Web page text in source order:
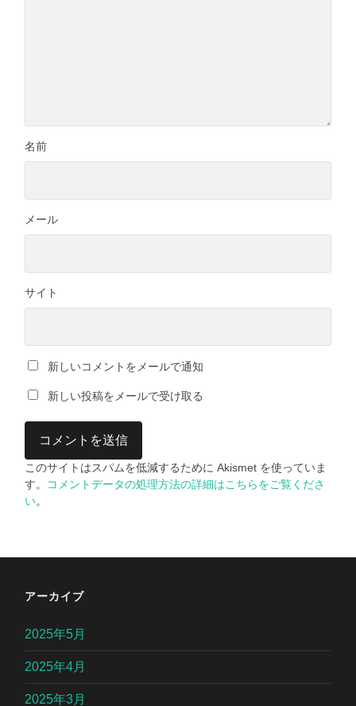
名前
メール
サイト
新しいコメントをメールで通知
新しい投稿をメールで受け取る
このサイトはスパムを低減するために Akismet を使っていま
す。
コメントデータの処理方法の詳細はこちらをご覧くださ
い。
アーカイブ
2025年5月
2025年4月
2025年3月